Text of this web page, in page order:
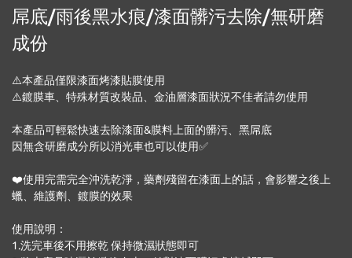
屌底/雨後黑水痕/漆面髒污去除/無研磨
成份
⚠️本產品僅限漆面烤漆貼膜使用
⚠️鍍膜車、特殊材質改裝品、金油層漆面狀況不佳者請勿使用
本產品可輕鬆快速去除漆面&膜料上面的髒污、黑屌底
因無含研磨成分所以消光車也可以使用✅
❤️使用完需完全沖洗乾淨，藥劑殘留在漆面上的話，會影響之後上
蠟、維護劑、鍍膜的效果
使用說明：
1.洗完車後不用擦乾 保持微濕狀態即可